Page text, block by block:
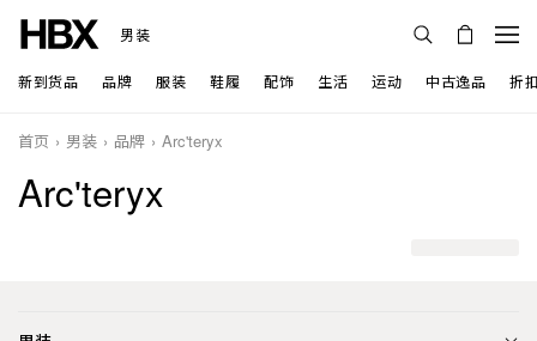
男装
新到货品 品牌 服装 鞋履 配饰 生活 运动 中古逸品 折
首页 男装 品牌 Arc'teryx
Arc'teryx